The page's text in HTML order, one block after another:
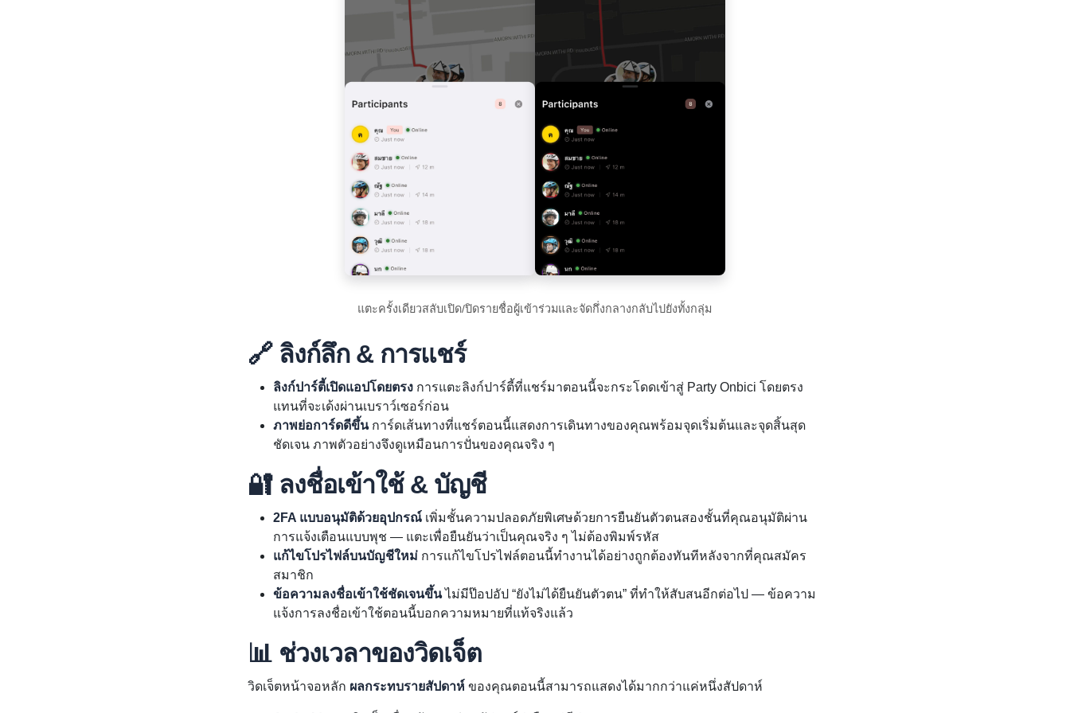
แตะครั้งเดียวสลับเปิด/ปิดรายชื่อผู้เข้าร่วมและจัดกึ่งกลางกลับไปยังทั้งกลุ่ม
🔗 ลิงก์ลึก & การแชร์
ลิงก์ปาร์ตี้เปิดแอปโดยตรงการแตะลิงก์ปาร์ตี้ที่แชร์มาตอนนี้จะกระโดดเข้าสู่ Party Onbici โดยตรง
แทนที่จะเด้งผ่านเบราว์เซอร์ก่อน
ภาพย่อการ์ดดีขึ้นการ์ดเส้นทางที่แชร์ตอนนี้แสดงการเดินทางของคุณพร้อมจุดเริ่มต้นและจุดสิ้นสุด
ชัดเจน ภาพตัวอย่างจึงดูเหมือนการปั่นของคุณจริง ๆ
🔐 ลงชื่อเข้าใช้ & บัญชี
2FA แบบอนุมัติด้วยอุปกรณ์เพิ่มชั้นความปลอดภัยพิเศษด้วยการยืนยันตัวตนสองชั้นที่คุณอนุมัติผ่าน
การแจ้งเตือนแบบพุช — แตะเพื่อยืนยันว่าเป็นคุณจริง ๆ ไม่ต้องพิมพ์รหัส
แก้ไขโปรไฟล์บนบัญชีใหม่การแก้ไขโปรไฟล์ตอนนี้ทำงานได้อย่างถูกต้องทันทีหลังจากที่คุณสมัคร
สมาชิก
ข้อความลงชื่อเข้าใช้ชัดเจนขึ้นไม่มีป๊อปอัป “ยังไม่ได้ยืนยันตัวตน” ที่ทำให้สับสนอีกต่อไป — ข้อความ
แจ้งการลงชื่อเข้าใช้ตอนนี้บอกความหมายที่แท้จริงแล้ว
📊 ช่วงเวลาของวิดเจ็ต
วิดเจ็ตหน้าจอหลัก ผลกระทบรายสัปดาห์ ของคุณตอนนี้สามารถแสดงได้มากกว่าแค่หนึ่งสัปดาห์